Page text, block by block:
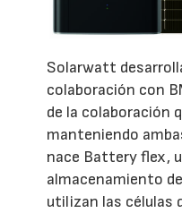
Solarwatt
colaboración con
de la colaboración
manteniendo
nace Battery flex,
almacenamiento
utilizan las células